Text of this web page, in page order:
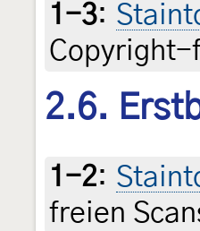
1-3:
Copyright-
2.6.
1-2:
freien